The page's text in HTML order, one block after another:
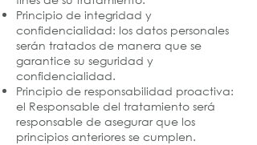
Principio de integridad y
confidencialidad: los datos personales
serán tratados de manera que se
garantice su seguridad y
confidencialidad.
Principio de responsabilidad proactiva:
el Responsable del tratamiento será
responsable de asegurar que los
principios anteriores se cumplen.